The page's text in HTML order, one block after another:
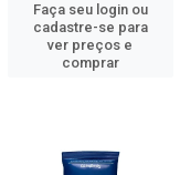
Faça seu login ou
cadastre-se para
ver preços e
comprar